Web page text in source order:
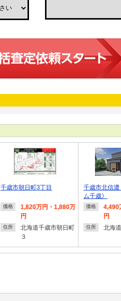
千歳市朝日町3丁目
価格
1,820万円・1,880万
円
住所
北海道千歳市朝日町
３
千歳市北信濃
ム千歳》
価格
4,490
円
住所 北海